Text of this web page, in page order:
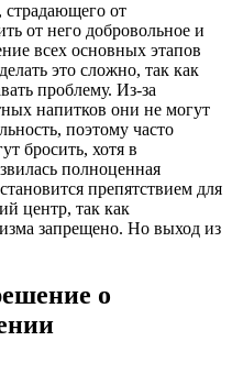
страдающего от
от него добровольное и
всех основных этапов
это сложно, так как
проблему. Из-за
напитков они не могут
поэтому часто
бросить, хотя в
полноценная
препятствием для
центр, так как
запрещено. Но выход из
о